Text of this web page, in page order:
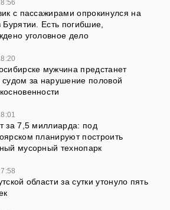
с пассажирами опрокинулся на
Бурятии. Есть погибшие,
уголовное дело
мужчина предстанет
судом за нарушение половой
за 7,5 миллиарда: под
планируют построить
мусорный технопарк
области за сутки утонуло пять